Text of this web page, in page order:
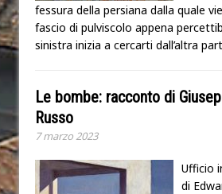
fessura della persiana dalla quale
fascio di pulviscolo appena
sinistra inizia a cercarti dall’altra
Le bombe: racconto di
Russo
7 marzo 2023
Ufficio
di